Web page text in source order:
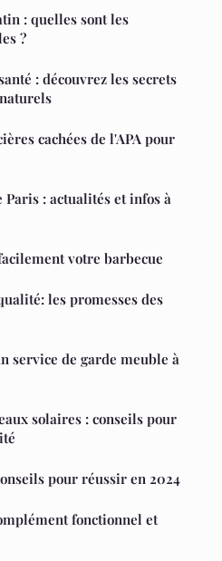
: quelles sont les
?
: découvrez les secrets
cachées de l'APA pour
: actualités et infos à
votre barbecue
les promesses des
service de garde meuble à
solaires : conseils pour
pour réussir en 2024
fonctionnel et